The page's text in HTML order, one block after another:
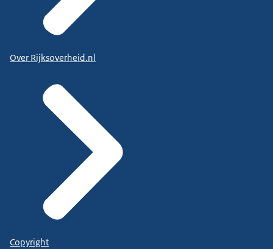
Over Rijksoverheid.nl
Copyright